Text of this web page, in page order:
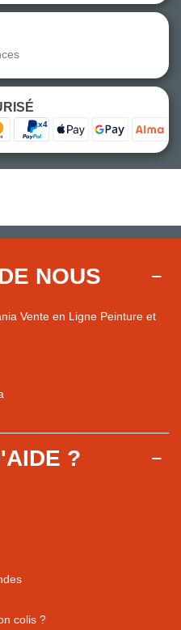
du magasin
NOUS
Vente en Ligne Peinture et
?
colis ?